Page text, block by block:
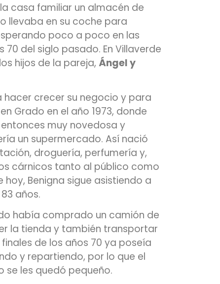
casa familiar un almacén de
llevaba en su coche para
poco a poco en las
70 del siglo pasado. En Villaverde
hijos de la pareja, Ángel y
hacer crecer su negocio y para
Grado en el año 1973, donde
muy novedosa y
un supermercado. Así nació
droguería, perfumería y,
cárnicos tanto al público como
Benigna sigue asistiendo a
años.
había comprado un camión de
la tienda y también transportar
de los años 70 ya poseía
y repartiendo, por lo que el
les quedó pequeño.